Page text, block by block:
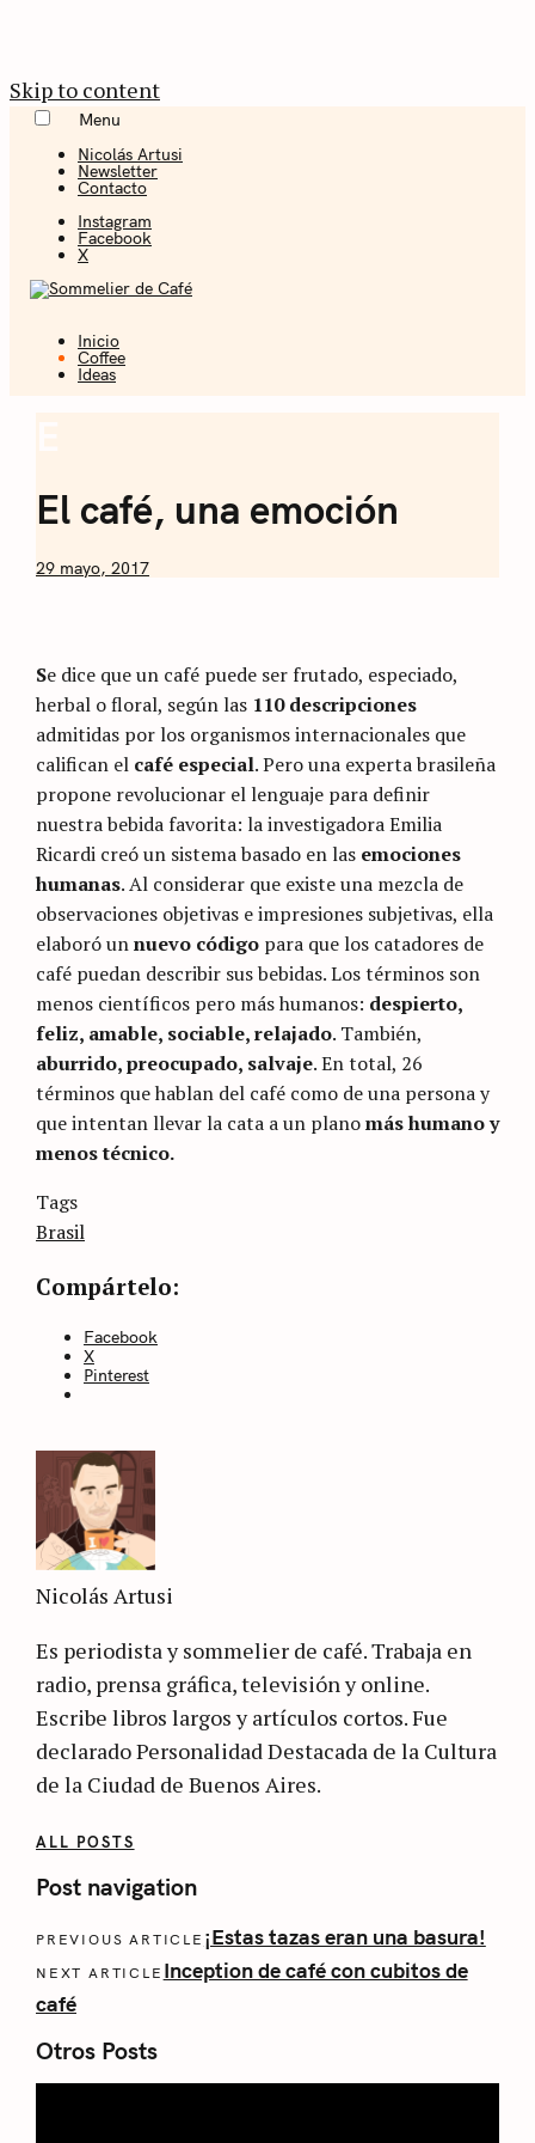
Skip to content
Menu
Nicolás Artusi
Newsletter
Contacto
Instagram
Facebook
X
Café
Coffee + Ideas
Inicio
Coffee
Ideas
El café, una emoción
by
29 mayo, 2017
Se dice que un café puede ser frutado, especiado,
herbal o floral, según las 110 descripciones
admitidas por los organismos internacionales que
califican el café especial. Pero una experta brasileña
propone revolucionar el lenguaje para definir
nuestra bebida favorita: la investigadora Emilia
Ricardi creó un sistema basado en las emociones
humanas. Al considerar que existe una mezcla de
observaciones objetivas e impresiones subjetivas, ella
elaboró unnuevo código para que los catadores de
café puedan describir sus bebidas. Los términos son
menos científicos pero más humanos: despierto,
feliz, amable, sociable, relajado. También,
aburrido, preocupado, salvaje. En total, 26
términos que hablan del café como de una persona y
que intentan llevar la cata a un planomás humano y
menos técnico.
Categories
categoría
Tags
Brasil
Compártelo:
Facebook
X
Pinterest
Nicolás Artusi
Es periodista y sommelier de café. Trabaja en
radio, prensa gráfica, televisión y online.
Escribe libros largos y artículos cortos. Fue
declarado Personalidad Destacada de la Cultura
de la Ciudad de Buenos Aires.
ALL POSTS
Post navigation
PREVIOUS ARTICLE ¡Estas tazas eran una basura!
NEXT ARTICLE Inception de café con cubitos de
café
Otros Posts